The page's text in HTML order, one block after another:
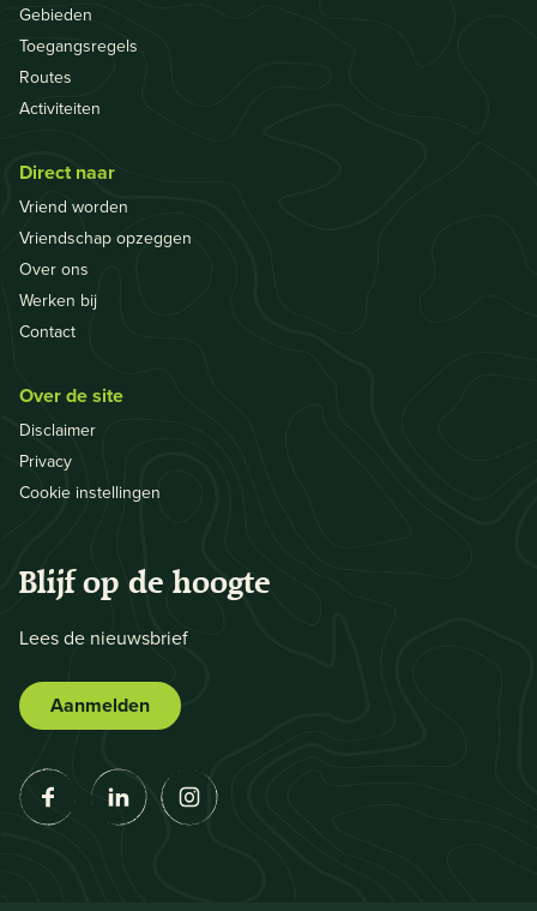
Gebieden
Toegangsregels
Routes
Activiteiten
Direct naar
Vriend worden
Vriendschap opzeggen
Over ons
Werken bij
Contact
Over de site
Disclaimer
Privacy
Cookie instellingen
Blijf op de hoogte
Lees de nieuwsbrief
Aanmelden